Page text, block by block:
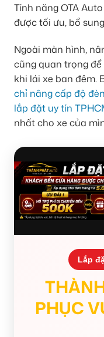
Tính năng OTA
được tối ưu, bổ
Ngoài màn hình,
cũng quan trọng
khi lái xe ban đêm.
chỉ nâng cấp độ
lắp đặt uy tín
nhất cho xe của
Lắp
PHỤC